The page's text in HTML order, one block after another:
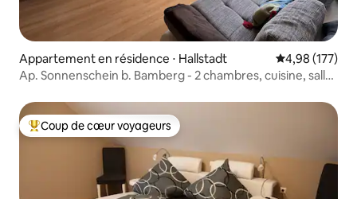
Appartement en résidence ⋅ Hallstadt Évaluation
4,98 (177)
Ap. Sonnenschein b. Bamberg - 2 chambres, cuisine, salle
Coups de cœur voyageurs les plus appréciés
Coup de cœur voyageurs